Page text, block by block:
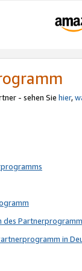
- sehen Sie hier,
des
in